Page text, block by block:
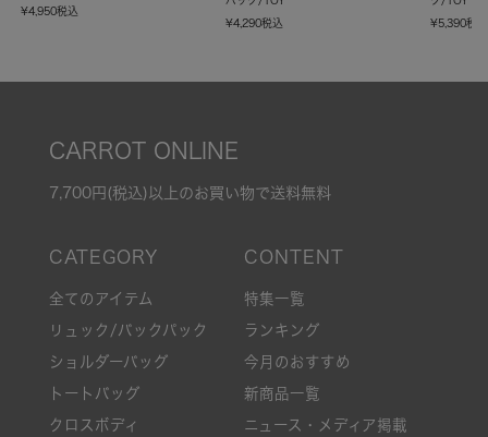
¥4,950税込
¥4,290税込 ¥5,390税込
CARROT ONLINE
7,700円(税込)以上のお買い物で送料無料
全てのアイテム
リュック/バックパック
ショルダーバッグ
トートバッグ
クロスボディ
特集一覧
ランキング
今月のおすすめ
新商品一覧
ニュース・メディア掲載